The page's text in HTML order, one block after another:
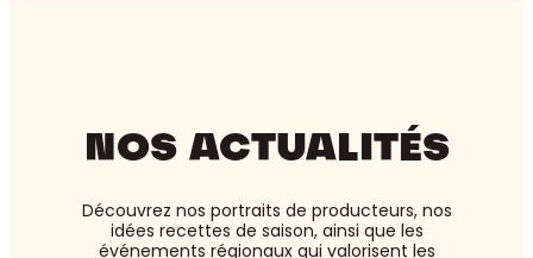
NOS ACTUALITÉS
Découvrez nos portraits de producteurs, nos
idées recettes de saison, ainsi que les
événements régionaux qui valorisent les